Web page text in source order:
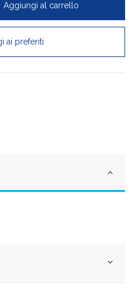
Aggiungi al carrello
ai preferiti